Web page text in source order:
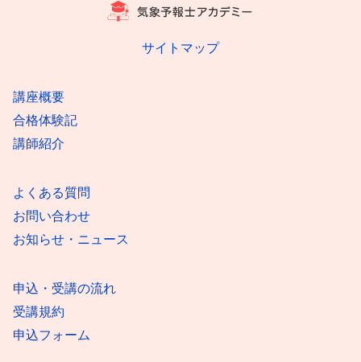
サイトマップ
講座概要
合格体験記
講師紹介
よくある質問
お問い合わせ
お知らせ・ニュース
申込・受講の流れ
受講規約
申込フォーム